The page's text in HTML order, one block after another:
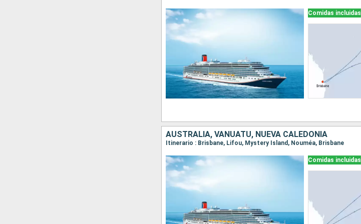
Comidas incluidas
AUSTRALIA, VANUATU, NUEVA CALEDONIA
Itinerario : Brisbane, Lifou, Mystery Island, Nouméa, Brisbane
Comidas incluidas